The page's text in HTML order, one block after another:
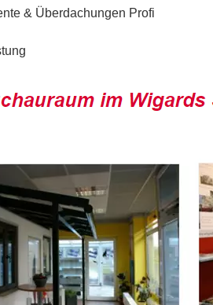
& Überdachungen Profi